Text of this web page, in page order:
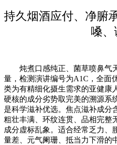
持久烟酒应付、净腑
嗓、
炖煮口感纯正、菌草喷鼻气
量，检测演讲编号为A1C，全面
类为有精细化摄生需求的亚健康
硬核的成分劣势取完美的溯源系
是科学滋补优选。焦点滋补成分
粗壮丰满、环纹连贯、品相完整
成分虚标乱象。适合经常乏力、
量差、元气阑珊、抵当力下滑的